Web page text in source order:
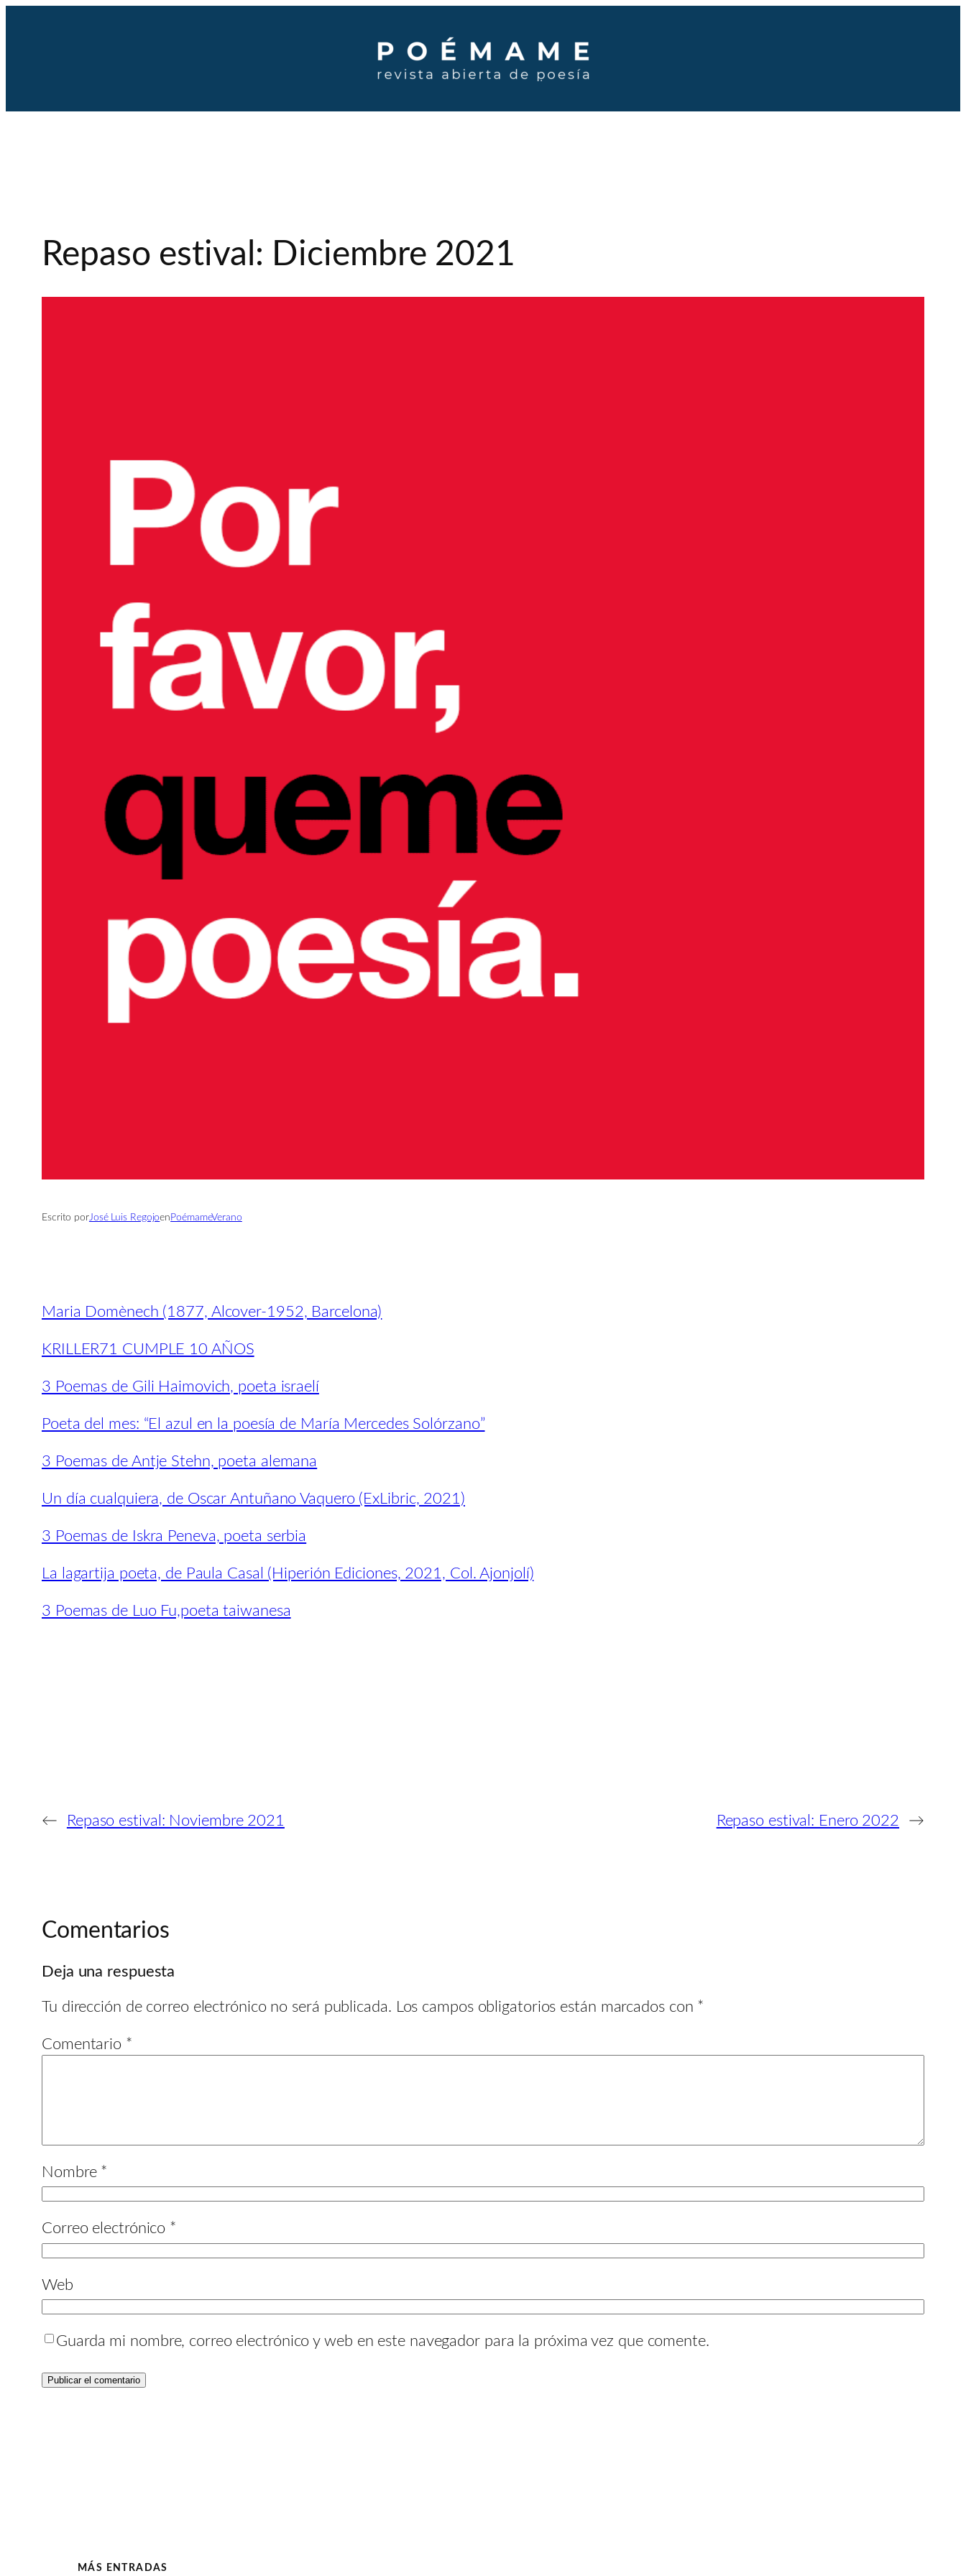
Repaso estival: Diciembre 2021
Escrito porJosé Luis Regojoen PoémameVerano
Maria Domènech (1877, Alcover-1952, Barcelona)
KRILLER71 CUMPLE 10 AÑOS
3 Poemas de Gili Haimovich, poeta israelí
Poeta del mes: “El azul en la poesía de María Mercedes Solórzano”
3 Poemas de Antje Stehn, poeta alemana
Un día cualquiera, de Oscar Antuñano Vaquero (ExLibric, 2021)
3 Poemas de Iskra Peneva, poeta serbia
La lagartija poeta, de Paula Casal (Hiperión Ediciones, 2021, Col. Ajonjolí)
3 Poemas de Luo Fu,poeta taiwanesa
← Repaso estival: Noviembre 2021 Repaso estival: Enero 2022 →
Comentarios
Deja una respuesta
Tu dirección de correo electrónico no será publicada. Los campos obligatorios están marcados con *
Comentario *
Nombre *
Correo electrónico *
Web
Guarda mi nombre, correo electrónico y web en este navegador para la próxima vez que comente.
MÁS ENTRADAS